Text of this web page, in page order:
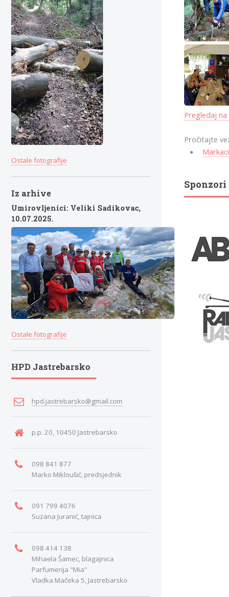
Pregledaj
Pročitajte
Sponzori
Ostale fotografije
Iz arhive
Umirovljenici: Veliki Sadikovac,
10.07.2025.
Ostale fotografije
HPD Jastrebarsko
hpd.jastrebarsko@gmail.com
p.p. 20, 10450 Jastrebarsko
098 841 877
Marko Mikloušić, predsjednik
091 799 4076
Suzana Juranić, tajnica
098 414 138
Mihaela Šamec, blagajnica
Parfumerija "Mia"
Vladka Mačeka 5, Jastrebarsko